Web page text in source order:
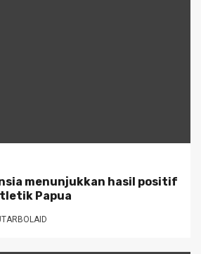
menunjukkan hasil positif
Papua